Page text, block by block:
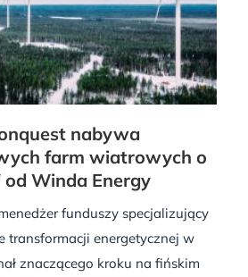
nabywa
farm wiatrowych o
Winda Energy
funduszy specjalizujący
transformacji energetycznej w
znaczącego kroku na fińskim